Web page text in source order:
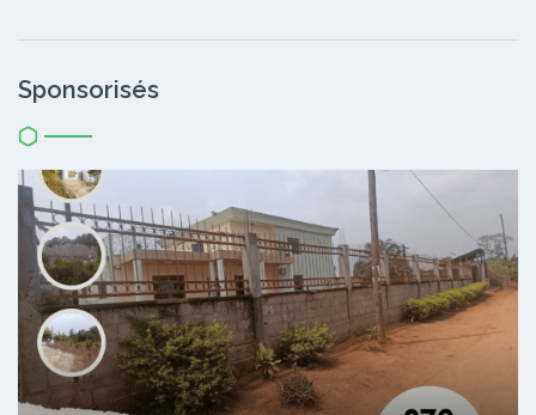
Sponsorisés